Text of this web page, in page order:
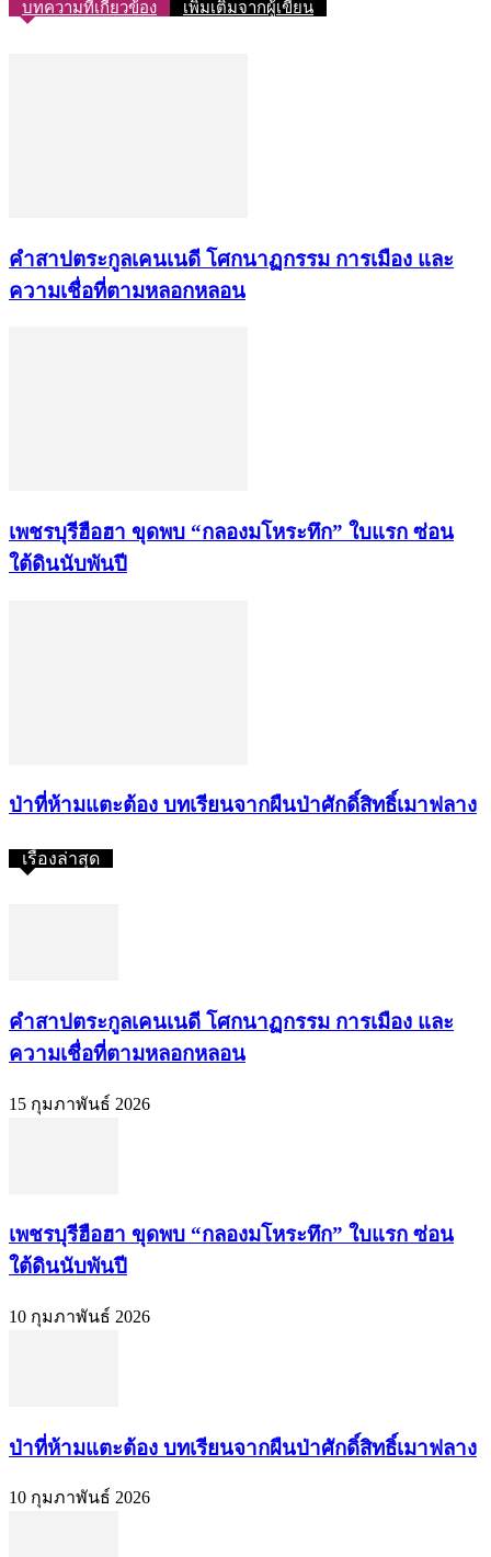
บทความที่เกี่ยวข้อง เพิ่มเติมจากผู้เขียน
คำสาปตระกูลเคนเนดี โศกนาฏกรรม การเมือง และ
ความเชื่อที่ตามหลอกหลอน
เพชรบุรีฮือฮา ขุดพบ “กลองมโหระทึก” ใบแรก ซ่อน
ใต้ดินนับพันปี
ป่าที่ห้ามแตะต้อง บทเรียนจากผืนป่าศักดิ์สิทธิ์เมาฟลาง
เรื่องล่าสุด
คำสาปตระกูลเคนเนดี โศกนาฏกรรม การเมือง และ
ความเชื่อที่ตามหลอกหลอน
15 กุมภาพันธ์ 2026
เพชรบุรีฮือฮา ขุดพบ “กลองมโหระทึก” ใบแรก ซ่อน
ใต้ดินนับพันปี
10 กุมภาพันธ์ 2026
ป่าที่ห้ามแตะต้อง บทเรียนจากผืนป่าศักดิ์สิทธิ์เมาฟลาง
10 กุมภาพันธ์ 2026